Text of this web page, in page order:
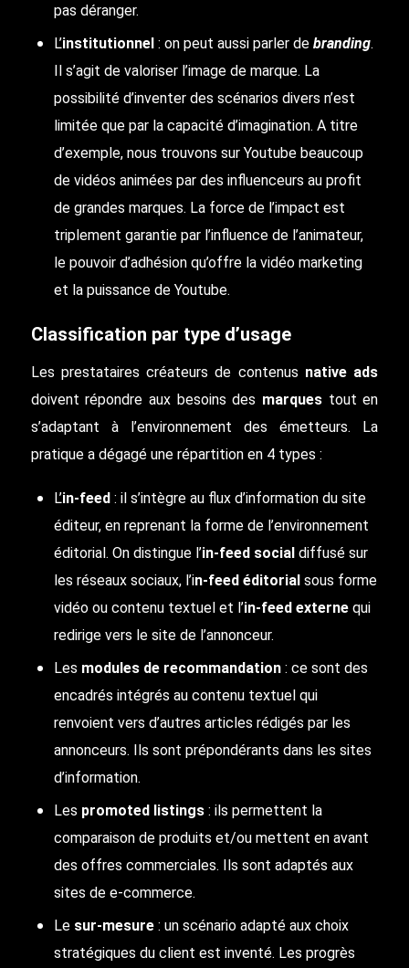
pas déranger.
L’institutionnel: on peut aussi parler de branding.
Il s’agit de valoriser l’image de marque. La
possibilité d’inventer des scénarios divers n’est
limitée que par la capacité d’imagination. A titre
d’exemple, nous trouvons sur Youtube beaucoup
de vidéos animées par des influenceurs au profit
de grandes marques. La force de l’impact est
triplement garantie par l’influence de l’animateur,
le pouvoir d’adhésion qu’offre la vidéo marketing
et la puissance de Youtube.
Classification par type d’usage
Les prestataires créateurs de contenus native ads
doivent répondre aux besoins des marques tout en
s’adaptant à l’environnement des émetteurs. La
pratique a dégagé une répartition en 4 types :
L’in-feed : il s’intègre au flux d’information du site
éditeur, en reprenant la forme de l’environnement
éditorial. On distingue l’in-feed social diffusé sur
les réseaux sociaux, l’in-feed éditorial sous forme
vidéo ou contenu textuel et l’in-feed externequi
redirige vers le site de l’annonceur.
Les modules de recommandation: ce sont des
encadrés intégrés au contenu textuel qui
renvoient vers d’autres articles rédigés par les
annonceurs. Ils sont prépondérants dans les sites
d’information.
Les promoted listings: ils permettent la
comparaison de produits et/ou mettent en avant
des offres commerciales. Ils sont adaptés aux
sites de e-commerce.
Le sur-mesure: un scénario adapté aux choix
stratégiques du client est inventé. Les progrès